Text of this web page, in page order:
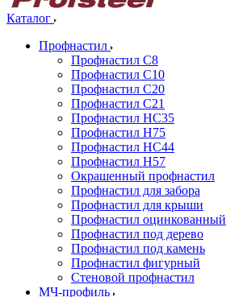
Каталог
Профнастил
Профнастил С8
Профнастил С10
Профнастил С20
Профнастил С21
Профнастил НС35
Профнастил Н75
Профнастил HC44
Профнастил Н57
Окрашенный профнастил
Профнастил для забора
Профнастил для крыши
Профнастил оцинкованный
Профнастил под дерево
Профнастил под камень
Профнастил фигурный
Стеновой профнастил
МЧ-профиль